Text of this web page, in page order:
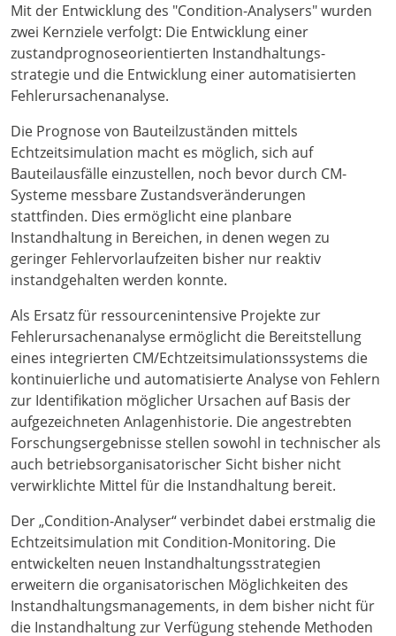
Mit der Entwicklung des "Condition-Analysers" wurden
zwei Kernziele verfolgt: Die Entwicklung einer
zustandprognoseorientierten Instandhaltungs-
strategie und die Entwicklung einer automatisierten
Fehlerursachenanalyse.
Die Prognose von Bauteilzuständen mittels
Echtzeitsimulation macht es möglich, sich auf
Bauteilausfälle einzustellen, noch bevor durch CM-
Systeme messbare Zustandsveränderungen
stattfinden. Dies ermöglicht eine planbare
Instandhaltung in Bereichen, in denen wegen zu
geringer Fehlervorlaufzeiten bisher nur reaktiv
instandgehalten werden konnte.
Als Ersatz für ressourcenintensive Projekte zur
Fehlerursachenanalyse ermöglicht die Bereitstellung
eines integrierten CM/Echtzeitsimulationssystems die
kontinuierliche und automatisierte Analyse von Fehlern
zur Identifikation möglicher Ursachen auf Basis der
aufgezeichneten Anlagenhistorie. Die angestrebten
Forschungsergebnisse stellen sowohl in technischer als
auch betriebsorganisatorischer Sicht bisher nicht
verwirklichte Mittel für die Instandhaltung bereit.
Der „Condition-Analyser“ verbindet dabei erstmalig die
Echtzeitsimulation mit Condition-Monitoring. Die
entwickelten neuen Instandhaltungsstrategien
erweitern die organisatorischen Möglichkeiten des
Instandhaltungsmanagements, in dem bisher nicht für
die Instandhaltung zur Verfügung stehende Methoden